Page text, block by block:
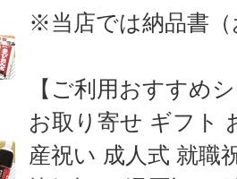
※当店では納品書（
【ご利用おすすめ
お取り寄せ ギフト
産祝い 成人式 就職